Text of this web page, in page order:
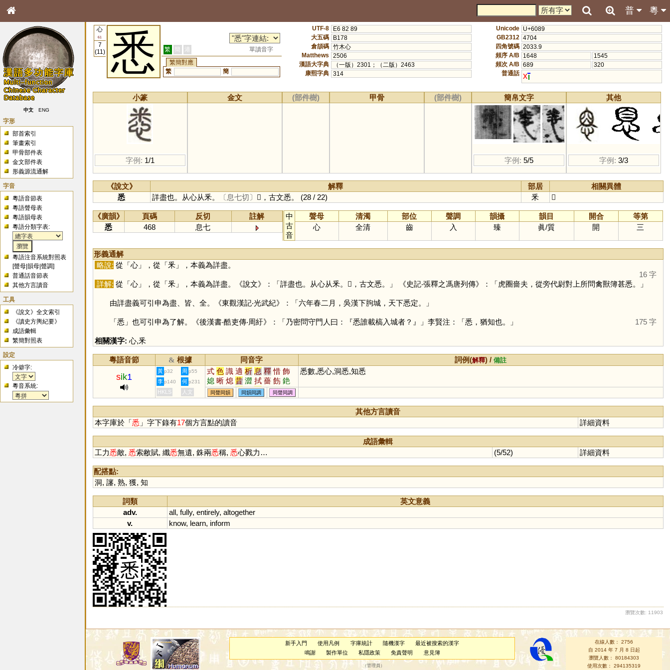
粵
普
中文 ENG
字形
部首索引
筆畫索引
甲骨部件表
金文部件表
形義源流通解
字音
粵語音節表
粵語聲母表
粵語韻母表
粵語分類字表:
粵語注音系統對照表
[聲母 |韻母 |聲調]
普通話音節表
其他方言讀音
工具
《說文》全文索引
《讀史方輿紀要》
成語彙輯
繁簡對照表
設定
冷僻字:
粵音系統:
心
61
7
(11)
悉 繁 簡 港
單讀音字
繁簡對應
繁
簡
UTF-8
E6 82 89
大五碼
B178
倉頡碼 竹木心
Matthews
2506
漢語大字典
（一版）2301；（二版）2463
康熙字典 314
Unicode U+6089
GB2312 4704
四角號碼 2033.9
頻序 A/B
1648
1545
頻次 A/B 689
320
普通話 x
小篆
字例: 1/1
金文 (部件樹) 甲骨 (部件樹) 簡帛文字
字例: 5/5
其他
字例: 3/3
《說文》 解釋 部居
相關異體
悉
詳盡也。从心从釆。 〔息七切〕 𢝕，古文悉。 (28 / 22) 釆 𢝕
《廣韻》 頁碼 反切
註解
悉
468 息七
中
古
音
聲母 清濁 部位 聲調 韻攝 韻目 開合
等第
心
全清 齒 入 臻 眞/質 開 三
形義通解
略說: 從「心」，從「釆」，本義為詳盡。
16 字
詳解: 從「心」，從「釆」，本義為詳盡。《說文》：「詳盡也。从心从釆。𢝕，古文悉。」 《史記‧張釋之馮唐列傳》：「虎圈嗇夫，從旁代尉對上所問禽獸簿甚悉。」
由詳盡義可引申為盡、皆、全。《東觀漢記‧光武紀》：「六年春二月，吳漢下胊城，天下悉定。」
「悉 」也可引申為了解。《後漢書‧酷吏傳‧周紆》：「乃密問守門人曰：『悉誰載槁入城者？』」李賢注：「悉，猶知也。」 175 字
相關漢字: 心,釆
粵語音節 & 根據 同音字 詞例(解釋) /備註
sik1
黃 p32 周 p55 式 色 識 適 析 息 釋 惜 飾
媳 晰 熄 昔 澀 拭 薔 飭 銫
淅 蜥 軾 嗇 栻 奭 蟋 衋 皙
螫 窸 潟 襫 菥 骰 醳 腊 舄
穡 赩 鄎 緆 螅 蒠 瘜 濇 蕮
轖 摵 适 獡 棤 烒 焟 晹 蜤
鉽 蝷 鎴
悉數,悉心,洞悉,知悉
李 p140 何 p231
HKLS 人文 同聲同韻 同韻同調 同聲同調
其他方言讀音
本字庫於「悉 」字下錄有17個方言點的讀音 詳細資料
成語彙輯
工力悉敵, 悉索敝賦, 纖悉無遺, 銖兩悉稱, 悉心戮力… (5/52) 詳細資料
配搭點:
洞, 讅, 熟, 獲, 知
詞類
英文意義
adv.
all, fully, entirely, altogether
v.
know, learn, inform
瀏覽次數: 11903
新手入門 使用凡例 字庫統計 隨機漢字
最近被搜索的漢字
鳴謝
製作單位 私隱政策 免責聲明 意見簿
（管理員 ）
在線人數： 2756
自 2014 年 7 月 8 日起
瀏覽人數： 80184303
使用次數： 294135319